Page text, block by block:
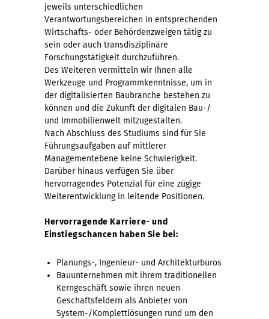
jeweils unterschiedlichen
Verantwortungsbereichen in entsprechenden
Wirtschafts- oder Behördenzweigen tätig zu
sein oder auch transdisziplinäre
Forschungstätigkeit durchzuführen.
Des Weiteren vermitteln wir Ihnen alle
Werkzeuge und Programmkenntnisse, um in
der digitalisierten Baubranche bestehen zu
können und die Zukunft der digitalen Bau-/
und Immobilienwelt mitzugestalten.
Nach Abschluss des Studiums sind für Sie
Führungsaufgaben auf mittlerer
Managementebene keine Schwierigkeit.
Darüber hinaus verfügen Sie über
hervorragendes Potenzial für eine zügige
Weiterentwicklung in leitende Positionen.
Hervorragende Karriere- und
Einstiegschancen haben Sie bei:
Planungs-, Ingenieur- und Architekturbüros
Bauunternehmen mit ihrem traditionellen
Kerngeschäft sowie ihren neuen
Geschäftsfeldern als Anbieter von
System-/Komplettlösungen rund um den